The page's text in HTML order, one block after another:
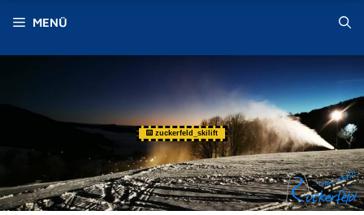
MENÜ
zuckerfeld_skilift